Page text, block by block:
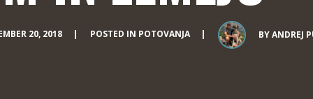
20, 2018 POSTED IN POTOVANJA BYANDREJ